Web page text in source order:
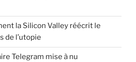
la Silicon Valley réécrit le
de l’utopie
Telegram mise à nu